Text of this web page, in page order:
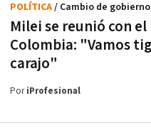
Milei se reunió con
Colombia: "Vamos
carajo"
POLÍTICA/ Cambio de gobierno
PoriProfesional